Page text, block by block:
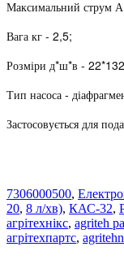
Максимальний струм
Вага кг - 2,5;
Розміри д*ш*в -
Тип насоса -
Застосовується для
7306000500,
20, 8 л/хв), КАС-32,
агрітехнікс, agriteh
агрітехпартс,